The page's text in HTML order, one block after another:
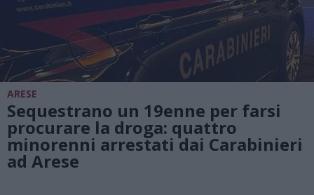
ARESE
Sequestrano un 19enne per farsi
procurare la droga: quattro
minorenni arrestati dai Carabinieri
ad Arese